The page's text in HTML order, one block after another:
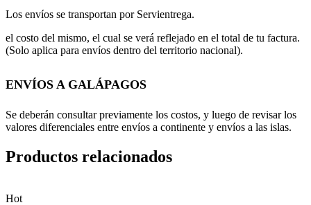
Los envíos se transportan por Servientrega.
el costo del mismo, el cual se verá reflejado en el total de tu factura.
(Solo aplica para envíos dentro del territorio nacional).
ENVÍOS A GALÁPAGOS
Se deberán consultar previamente los costos, y luego de revisar los
valores diferenciales entre envíos a continente y envíos a las islas.
Productos relacionados
Hot